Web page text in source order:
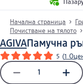
Начална страница
Почистване на тялото
AGIVAПамучна
5 (1